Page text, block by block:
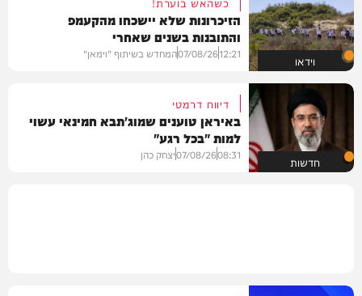
וידאו
הזיכרונות שלא יישכחו מהקעמפ
והתובנות בשנים שאחרי
12:21
07/08/26המחדש בשיתוף "וימאן"
חדשות
דיווח דרמטי
באיראן טוענים שמוג'תבא חמינאי עשוי
למות "בכל רגע"
08:31
07/08/26יצחק כהן